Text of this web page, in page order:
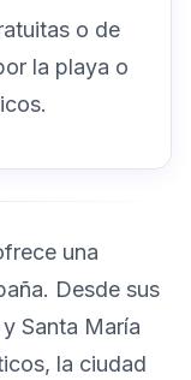
o de
la playa o
una
Desde sus
Santa María
la ciudad